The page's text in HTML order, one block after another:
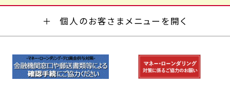
個人のお客さまメニューを開く